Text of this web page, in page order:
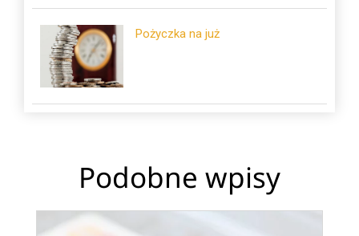
Pożyczka na już
Podobne wpisy